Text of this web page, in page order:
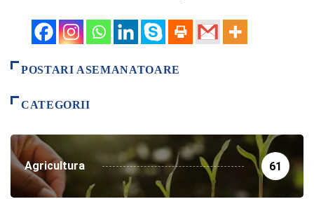
POSTARI ASEMANATOARE
CATEGORII
Agricultura 61